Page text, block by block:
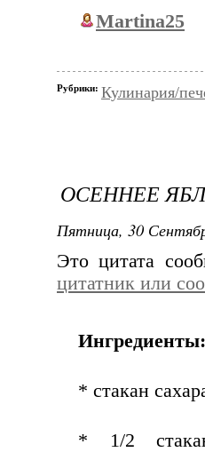
Martina25
Рубрики: Кулинария/
ОСЕННЕЕ
Пятница, 30
Это цитата
цитатник или
Ингредиенты:
* стакан
* 1/2